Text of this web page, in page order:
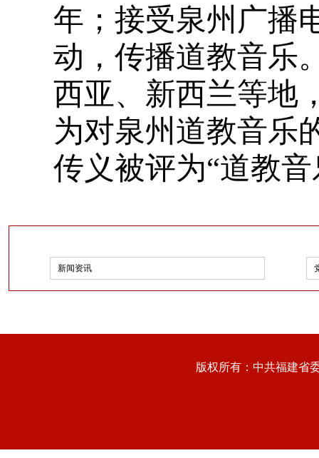
年；接受泉州广播
动，传播道教音乐
西亚、新西兰等地
为对泉州道教音乐
传义被评为“道教
新闻资讯
版权所有：中共福建省